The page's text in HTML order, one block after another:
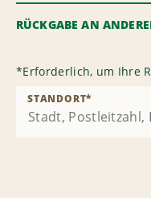
RÜCKGABE AN
*Erforderlich, um Ihre
STANDORT*